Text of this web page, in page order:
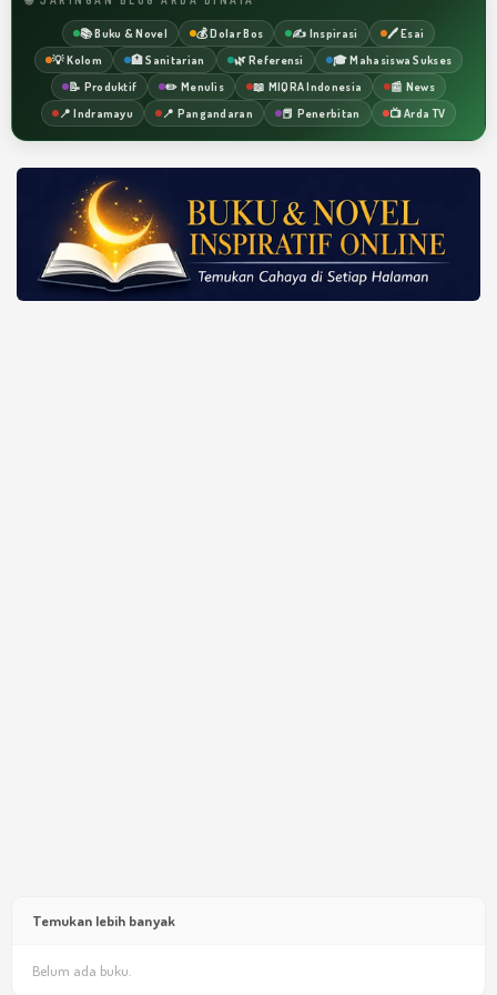
📚 Buku & Novel 💰 Dolar Bos ✍️ Inspirasi
🖊️ Esai
💡 Kolom
🏥 Sanitarian 🌿 Referensi
🎓 Mahasiswa Sukses
📝 Produktif
✏️ Menulis 📖 MIQRA Indonesia
📰 News
📍 Indramayu
📍 Pangandaran 📕 Penerbitan 📺 Arda TV
Temukan lebih banyak
Belum ada buku.